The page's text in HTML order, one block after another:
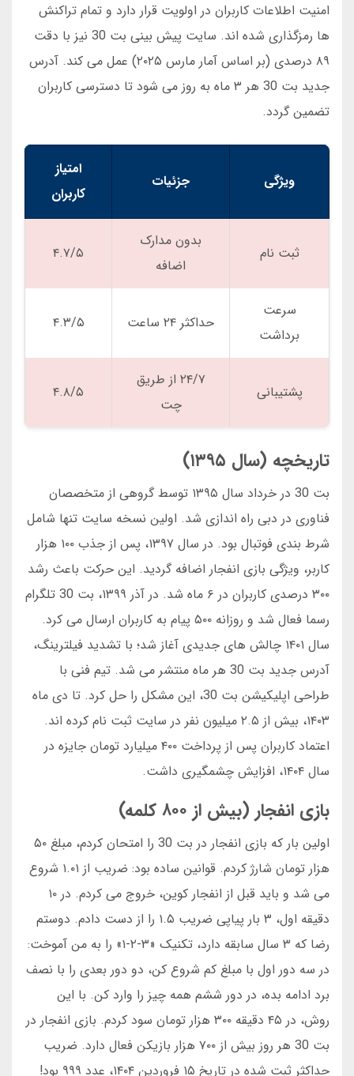
امنیت اطلاعات کاربران در اولویت قرار دارد و تمام تراکنش
ها رمزگذاری شده اند. سایت پیش بینی بت 30 نیز با دقت
۸۹ درصدی (بر اساس آمار مارس ۲۰۲۵) عمل می کند. آدرس
جدید بت 30 هر ۳ ماه به روز می شود تا دسترسی کاربران
تضمین گردد.
ویژگی جزئیات
امتیاز
کاربران
ثبت نام
بدون مدارک
اضافه
۴.۷/۵
سرعت
برداشت
حداکثر ۲۴ ساعت ۴.۳/۵
پشتیبانی
۲۴/۷ از طریق
چت
۴.۸/۵
تاریخچه (سال ۱۳۹۵)
بت 30 در خرداد سال ۱۳۹۵ توسط گروهی از متخصصان
فناوری در دبی راه اندازی شد. اولین نسخه سایت تنها شامل
شرط بندی فوتبال بود. در سال ۱۳۹۷، پس از جذب ۱۰۰ هزار
کاربر، ویژگی بازی انفجار اضافه گردید. این حرکت باعث رشد
۳۰۰ درصدی کاربران در ۶ ماه شد. در آذر ۱۳۹۹، بت 30 تلگرام
رسما فعال شد و روزانه ۵۰۰ پیام به کاربران ارسال می کرد.
سال ۱۴۰۱ چالش های جدیدی آغاز شد؛ با تشدید فیلترینگ،
آدرس جدید بت 30 هر ماه منتشر می شد. تیم فنی با
طراحی اپلیکیشن بت 30، این مشکل را حل کرد. تا دی ماه
۱۴۰۳، بیش از ۲.۵ میلیون نفر در سایت ثبت نام کرده اند.
اعتماد کاربران پس از پرداخت ۴۰۰ میلیارد تومان جایزه در
سال ۱۴۰۴، افزایش چشمگیری داشت.
بازی انفجار (بیش از ۸۰۰ کلمه)
اولین بار که بازی انفجار در بت 30 را امتحان کردم، مبلغ ۵۰
هزار تومان شارژ کردم. قوانین ساده بود: ضریب از ۱.۰۱ شروع
می شد و باید قبل از انفجار کوین، خروج می کردم. در ۱۰
دقیقه اول، ۳ بار پیاپی ضریب ۱.۵ را از دست دادم. دوستم
رضا که ۳ سال سابقه دارد، تکنیک «۳-۲-۱» را به من آموخت:
در سه دور اول با مبلغ کم شروع کن، دو دور بعدی را با نصف
برد ادامه بده، در دور ششم همه چیز را وارد کن. با این
روش، در ۴۵ دقیقه ۳۰۰ هزار تومان سود کردم. بازی انفجار در
بت 30 هر روز بیش از ۷۰۰ هزار بازیکن فعال دارد. ضریب
حداکثر ثبت شده در تاریخ ۱۵ فروردین ۱۴۰۴، عدد ۹۹۹ بود!